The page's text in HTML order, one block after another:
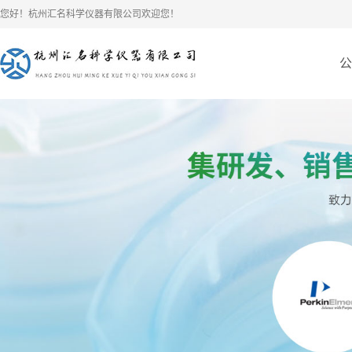
您好！杭州汇名科学仪器有限公司欢迎您！